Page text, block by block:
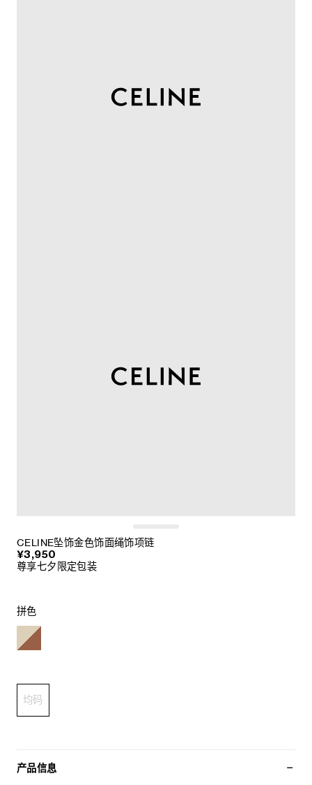
CELINE坠饰金色饰面绳饰项链
¥3,950
尊享七夕限定包装
拼色
均码
产品信息